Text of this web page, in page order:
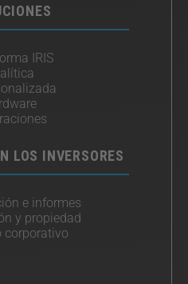
IRIS
LOS INVERSORES
e informes
y propiedad
corporativo